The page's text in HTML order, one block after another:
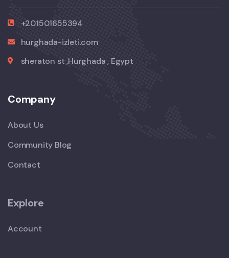
+201501655394
hurghada-izleti.com
sheraton st ,Hurghada , Egypt
Company
About Us
Community Blog
Contact
Explore
Account